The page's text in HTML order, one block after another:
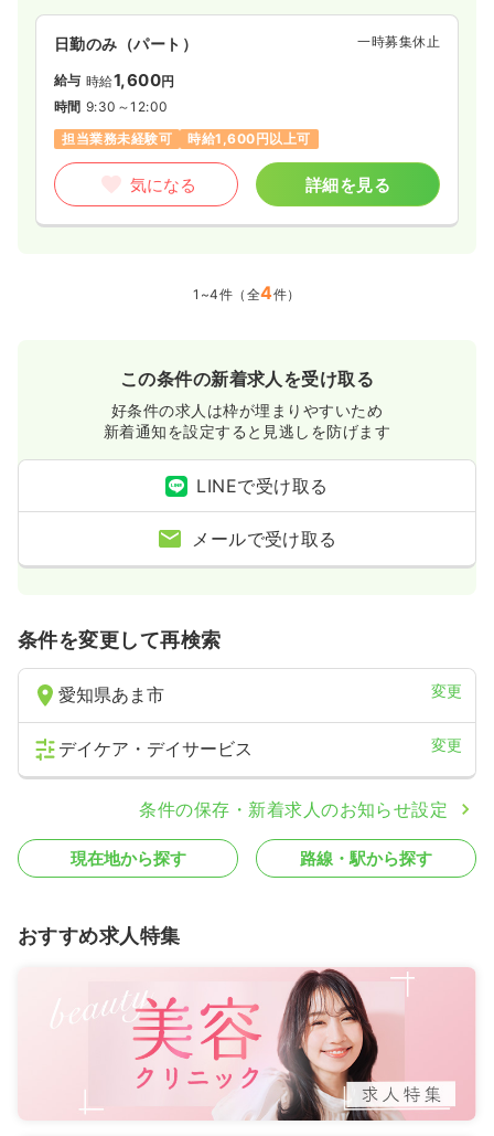
日勤のみ（パート） 一時募集休止
給与 時給1,600円
時間 9:30～12:00
担当業務未経験可
時給1,600円以上可
気になる 詳細を見る
1~4件（全4件）
この条件の新着求人を受け取る
好条件の求人は枠が埋まりやすいため
新着通知を設定すると見逃しを防げます
LINEで受け取る
メールで受け取る
条件を変更して再検索
愛知県あま市 変更
デイケア・デイサービス 変更
条件の保存・新着求人のお知らせ設定
現在地から探す 路線・駅から探す
おすすめ求人特集